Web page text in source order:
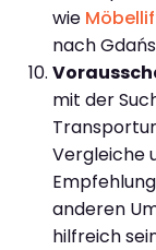
wie
nach
mit der
Vergleiche
anderen
hilfreich